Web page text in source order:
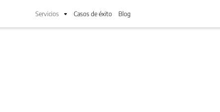
Servicios Casos de éxito Blog